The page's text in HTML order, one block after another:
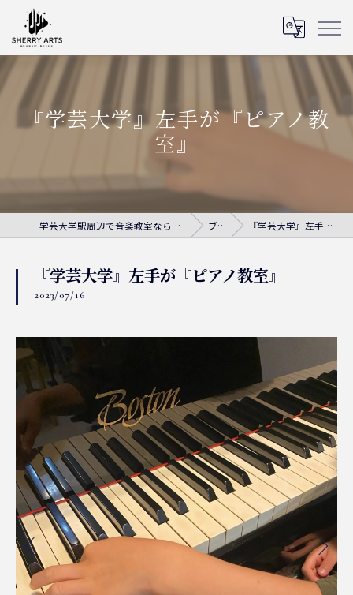
『学芸大学』左手が『ピアノ教
室』
学芸大学駅周辺で音楽教室ならシェリー・アーツ音楽教室 ブログ 『学芸大学』左手が『ピアノ教室』
『学芸大学』左手が『ピアノ教室』
2023/07/16